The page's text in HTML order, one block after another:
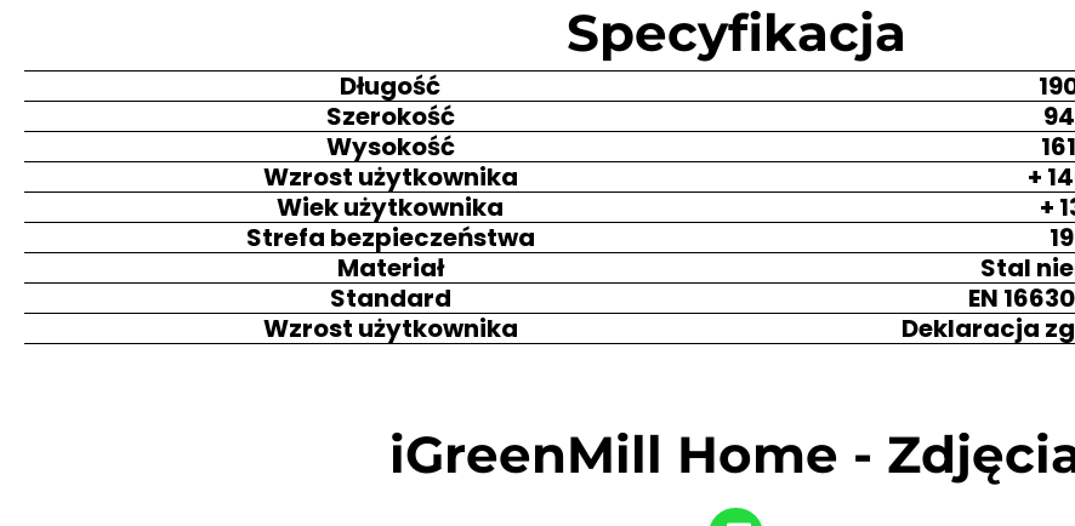
Specyfikacja
Długość
Szerokość
Wysokość
Wzrost użytkownika
+
Wiek użytkownika
+
Strefa bezpieczeństwa
Materiał
Stal
Standard
EN
Wzrost użytkownika
Deklaracja
iGreenMill Home -